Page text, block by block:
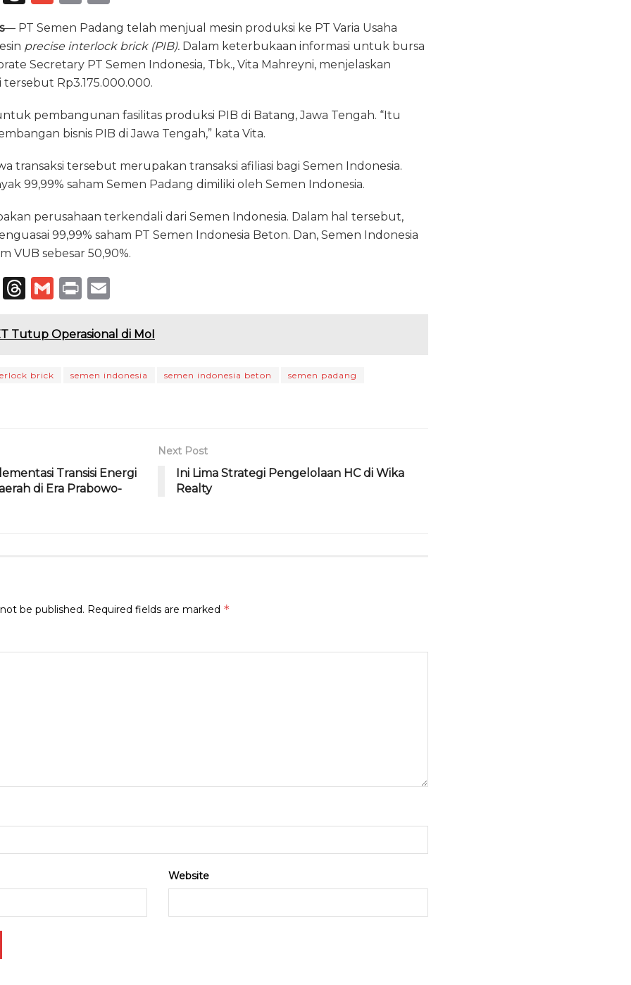
m
re
a
d
s
ai
l
n
t
ai
l
— PT Semen Padang telah menjual mesin produksi ke PT Varia Usaha
precise interlock brick (PIB). Dalam keterbukaan informasi untuk bursa
Secretary PT Semen Indonesia, Tbk., Vita Mahreyni, menjelaskan
tersebut Rp3.175.000.000.
pembangunan fasilitas produksi PIB di Batang, Jawa Tengah. “Itu
bisnis PIB di Jawa Tengah,” kata Vita.
transaksi tersebut merupakan transaksi afiliasi bagi Semen Indonesia.
99,99% saham Semen Padang dimiliki oleh Semen Indonesia.
perusahaan terkendali dari Semen Indonesia. Dalam hal tersebut,
99,99% saham PT Semen Indonesia Beton. Dan, Semen Indonesia
VUB sebesar 50,90%.
T
T
re
d
G
ai
P
n ai
Tutup Operasional di MoI
brick semen indonesia semen indonesia beton
semen padang
Transisi Energi
di Era Prabowo-
Next Post
Ini Lima Strategi Pengelolaan HC di Wika
Realty
be published. Required fields are marked *
Website